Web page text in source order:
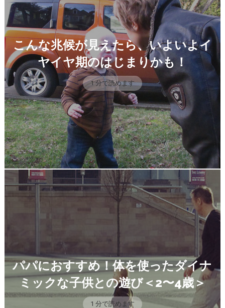
こんな兆候が見えたら、いよいよイ
ヤイヤ期のはじまりかも！
1 分で読めます
パパにおすすめ！体を使ったダイナ
ミックな子供との遊び＜2〜4歳＞
1 分で読めます